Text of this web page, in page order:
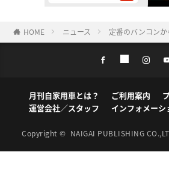
HOME ニュース 定番のバンコン
月刊自家用車とは？ ご利用案内
運営会社／スタッフ
インフォメーシ
Copyright © NAIGAI PUBLISHING